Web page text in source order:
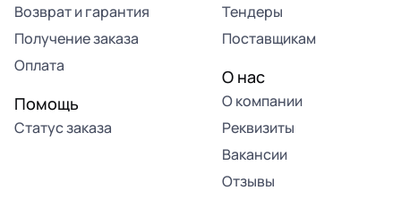
Возврат и гарантия
Получение заказа
Оплата
Помощь
Статус заказа
Тендеры
Поставщикам
О нас
О компании
Реквизиты
Вакансии
Отзывы